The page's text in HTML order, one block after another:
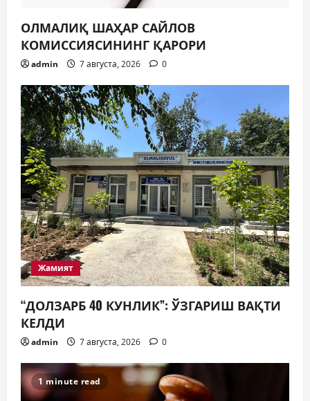
ОЛМАЛИҚ ШАҲАР САЙЛОВ
КОМИССИЯСИНИНГ ҚАРОРИ
admin 7 августа, 2026 0
Жамият
“ДОЛЗАРБ 40 КУНЛИК”: ЎЗГАРИШ ВАҚТИ
КЕЛДИ
admin 7 августа, 2026 0
1 minute read